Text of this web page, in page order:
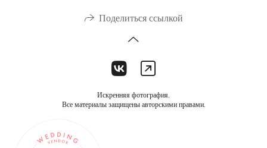
Поделиться ссылкой
Искренняя фотография.
Все материалы защищены авторскими правами.